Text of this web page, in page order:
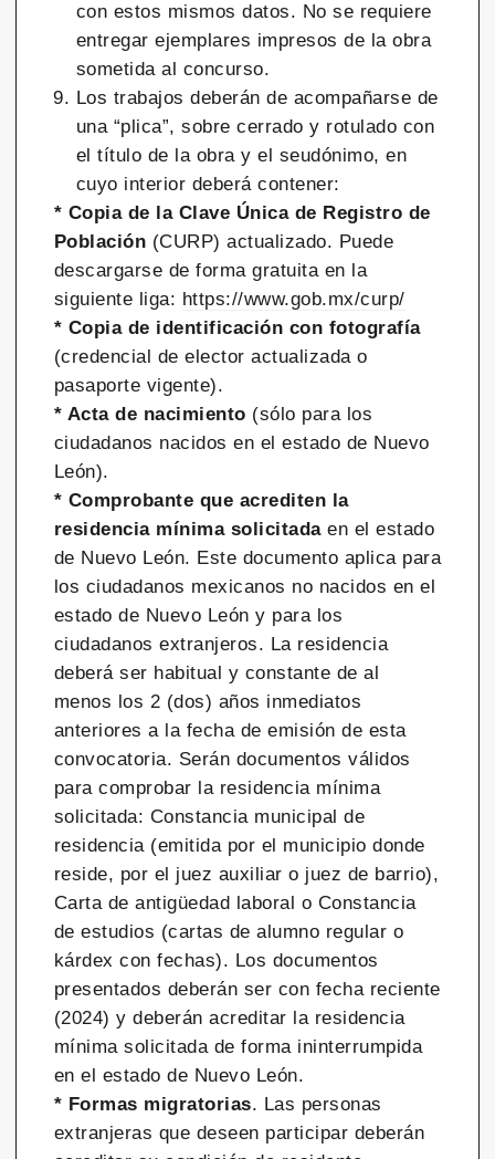
con estos mismos datos. No se requiere
entregar ejemplares impresos de la obra
sometida al concurso.
Los trabajos deberán de acompañarse de
una “plica”, sobre cerrado y rotulado con
el título de la obra y el seudónimo, en
cuyo interior deberá contener:
* Copia de la Clave Única de Registro de
Población (CURP) actualizado. Puede
descargarse de forma gratuita en la
siguiente liga: https://www.gob.mx/curp/
* Copia de identificación con fotografía
(credencial de elector actualizada o
pasaporte vigente).
* Acta de nacimiento (sólo para los
ciudadanos nacidos en el estado de Nuevo
León).
* Comprobante que acrediten la
residencia mínima solicitadaen el estado
de Nuevo León. Este documento aplica para
los ciudadanos mexicanos no nacidos en el
estado de Nuevo León y para los
ciudadanos extranjeros. La residencia
deberá ser habitual y constante de al
menos los 2 (dos) años inmediatos
anteriores a la fecha de emisión de esta
convocatoria. Serán documentos válidos
para comprobar la residencia mínima
solicitada: Constancia municipal de
residencia (emitida por el municipio donde
reside, por el juez auxiliar o juez de barrio),
Carta de antigüedad laboral o Constancia
de estudios (cartas de alumno regular o
kárdex con fechas). Los documentos
presentados deberán ser con fecha reciente
(2024) y deberán acreditar la residencia
mínima solicitada de forma ininterrumpida
en el estado de Nuevo León.
* Formas migratorias. Las personas
extranjeras que deseen participar deberán